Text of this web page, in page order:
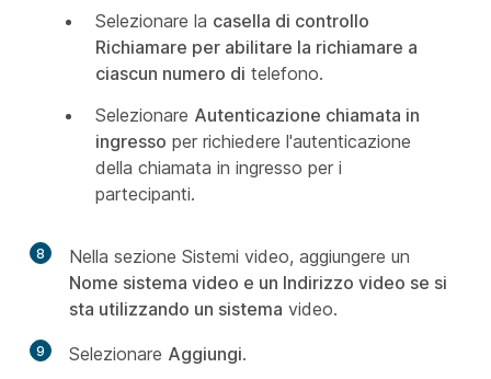
Selezionare la casella di controllo
Richiamare per abilitare la richiamare a
ciascun numero di telefono.
Selezionare Autenticazione chiamata in
ingresso per richiedere l'autenticazione
della chiamata in ingresso per i
partecipanti.
8
Nella sezione Sistemi video, aggiungere un
Nome sistema video e un Indirizzo video se si
sta utilizzando un sistema video.
9 Selezionare Aggiungi.